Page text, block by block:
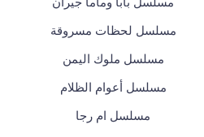
مسلسل لحظات مسروقة
مسلسل ملوك اليمن
مسلسل أعوام الظلام
مسلسل ام رجا